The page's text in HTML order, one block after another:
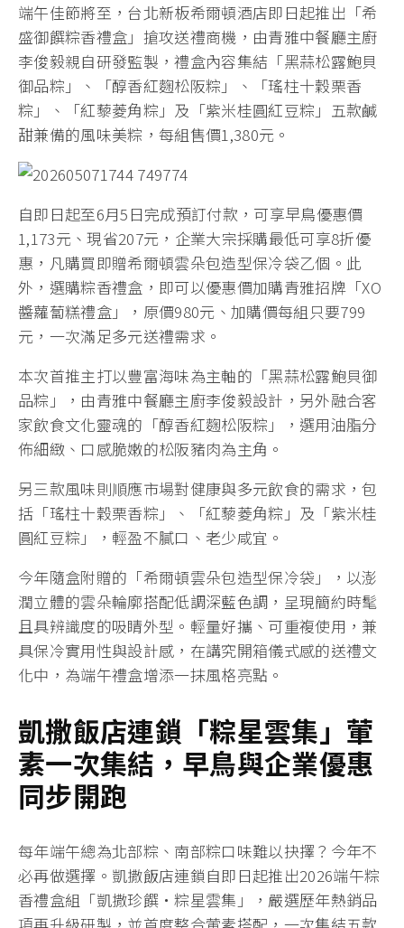
端午佳節將至，台北新板希爾頓酒店即日起推出「希
盛御饌粽香禮盒」搶攻送禮商機，由青雅中餐廳主廚
李俊毅親自研發監製，禮盒內容集結「黑蒜松露鮑貝
御品粽」、「醇香紅麴松阪粽」、「瑤柱十穀栗香
粽」、「紅藜菱角粽」及「紫米桂圓紅豆粽」五款鹹
甜兼備的風味美粽，每組售價1,380元。
自即日起至6月5日完成預訂付款，可享早鳥優惠價
1,173元、現省207元，企業大宗採購最低可享8折優
惠，凡購買即贈希爾頓雲朵包造型保冷袋乙個。此
外，選購粽香禮盒，即可以優惠價加購青雅招牌「XO
醬蘿蔔糕禮盒」，原價980元、加購價每組只要799
元，一次滿足多元送禮需求。
本次首推主打以豐富海味為主軸的「黑蒜松露鮑貝御
品粽」，由青雅中餐廳主廚李俊毅設計，另外融合客
家飲食文化靈魂的「醇香紅麴松阪粽」，選用油脂分
佈細緻、口感脆嫩的松阪豬肉為主角。
另三款風味則順應市場對健康與多元飲食的需求，包
括「瑤柱十穀栗香粽」、「紅藜菱角粽」及「紫米桂
圓紅豆粽」，輕盈不膩口、老少咸宜。
今年隨盒附贈的「希爾頓雲朵包造型保冷袋」，以澎
潤立體的雲朵輪廓搭配低調深藍色調，呈現簡約時髦
且具辨識度的吸睛外型。輕量好攜、可重複使用，兼
具保冷實用性與設計感，在講究開箱儀式感的送禮文
化中，為端午禮盒增添一抹風格亮點。
凱撒飯店連鎖「粽星雲集」葷
素一次集結，早鳥與企業優惠
同步開跑
每年端午總為北部粽、南部粽口味難以抉擇？今年不
必再做選擇。凱撒飯店連鎖自即日起推出2026端午粽
香禮盒組「凱撒珍饌・粽星雲集」，嚴選歷年熱銷品